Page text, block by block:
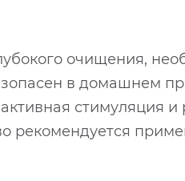
очищения,
в домашнем
стимуляция и
рекомендуется